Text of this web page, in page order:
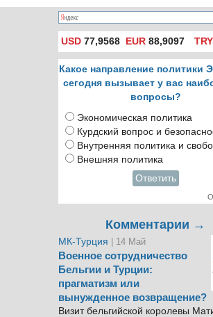
USD 77,9568 EUR 88,9097 TRY
Какое направление политики
сегодня вызывает у вас
вопросы?
Экономическая политика
Курдский вопрос и
Внутренняя политика и
Внешняя политика
Ответить
Комментарии →
МК-Турция | 14 Май
Военное сотрудничество
Бельгии и Турции:
прагматизм или
вынужденное возвращение?
Визит бельгийской королевы